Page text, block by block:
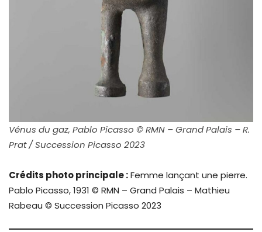
Vénus du gaz, Pablo Picasso © RMN – Grand Palais – R.
Prat / Succession Picasso 2023
Crédits photo principale :Femme lançant une pierre.
Pablo Picasso, 1931 © RMN – Grand Palais – Mathieu
Rabeau © Succession Picasso 2023